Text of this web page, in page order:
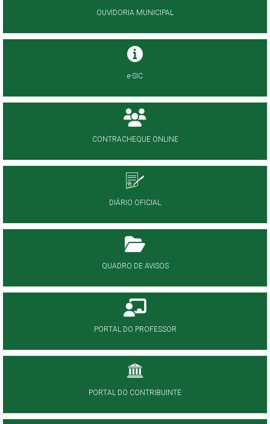
OUVIDORIA MUNICIPAL
e-SIC
CONTRACHEQUE ONLINE
DIÁRIO OFICIAL
QUADRO DE AVISOS
PORTAL DO PROFESSOR
PORTAL DO CONTRIBUINTE